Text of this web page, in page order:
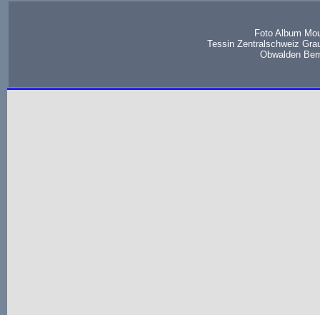
Foto Album
Tessin Zentralschweiz
Obwalden